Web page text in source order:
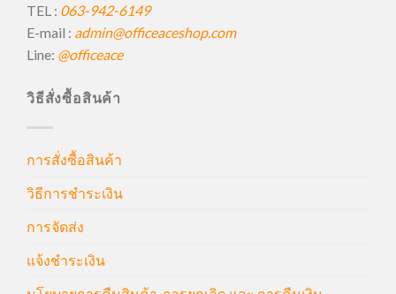
TEL : 063-942-6149
E-mail : admin@officeaceshop.com
Line: @officeace
วิธีสั่งซื้อสินค้า
การสั่งซื้อสินค้า
วิธีการชำระเงิน
การจัดส่ง
แจ้งชำระเงิน